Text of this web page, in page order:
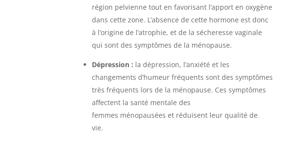
région pelvienne tout en favorisant l’apport en oxygène
dans cette zone. L’absence de cette hormone est donc
à l’origine de l’atrophie, et de la sécheresse vaginale
qui sont des symptômes de la ménopause.
Dépression : la dépression, l’anxiété et les
changements d’humeur fréquents sont des symptômes
très fréquents lors de la ménopause. Ces symptômes
affectent la santé mentale des
femmes ménopausées et réduisent leur qualité de
vie.